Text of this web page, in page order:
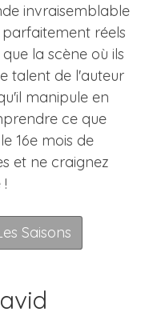
invraisemblable
réels
la scène où ils
talent de l'auteur
manipule en
ce que
16e mois de
et ne craignez
Saisons